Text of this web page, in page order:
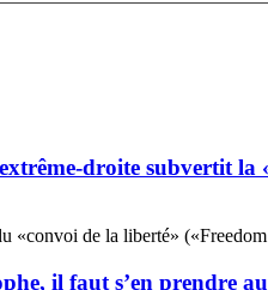
droite subvertit
de la liberté»
il faut s’en prendre